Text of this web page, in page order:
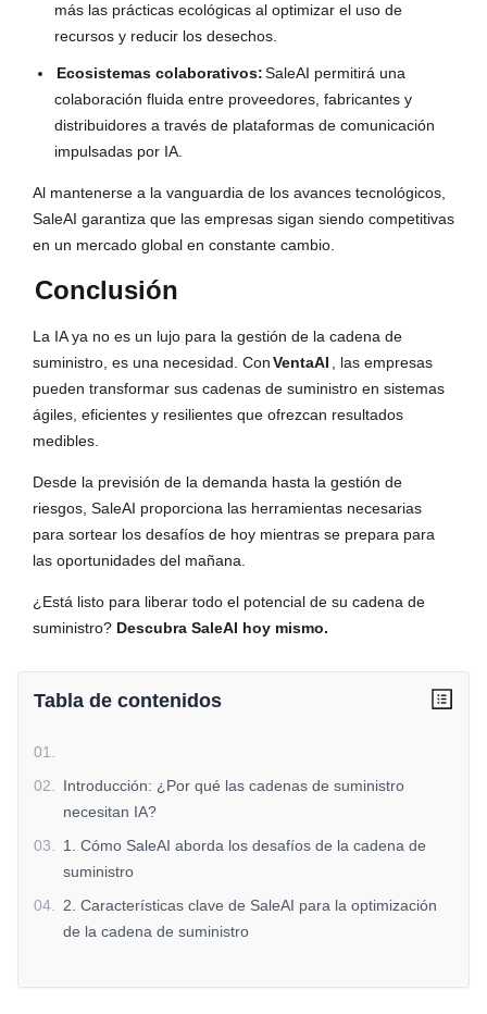
más las prácticas ecológicas al optimizar el uso de
recursos y reducir los desechos.
Ecosistemas colaborativos:SaleAI permitirá una
colaboración fluida entre proveedores, fabricantes y
distribuidores a través de plataformas de comunicación
impulsadas por IA.
Al mantenerse a la vanguardia de los avances tecnológicos,
SaleAI garantiza que las empresas sigan siendo competitivas
en un mercado global en constante cambio.
Conclusión
La IA ya no es un lujo para la gestión de la cadena de
suministro, es una necesidad. ConVentaAI , las empresas
pueden transformar sus cadenas de suministro en sistemas
ágiles, eficientes y resilientes que ofrezcan resultados
medibles.
Desde la previsión de la demanda hasta la gestión de
riesgos, SaleAI proporciona las herramientas necesarias
para sortear los desafíos de hoy mientras se prepara para
las oportunidades del mañana.
¿Está listo para liberar todo el potencial de su cadena de
suministro? Descubra SaleAI hoy mismo.
Tabla de contenidos
01
02
Introducción: ¿Por qué las cadenas de suministro
necesitan IA?
03
1. Cómo SaleAI aborda los desafíos de la cadena de
suministro
04
2. Características clave de SaleAI para la optimización
de la cadena de suministro